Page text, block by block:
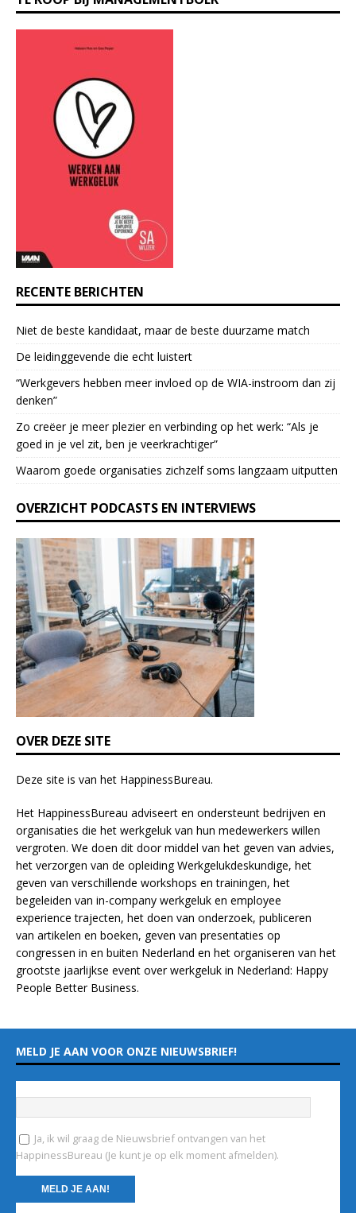
n
.
l
e
a
s
e
l
a
v
t
h
i
s
f
i
e
l
d
b
l
n
k
.
RECENTE BERICHTEN
Niet de beste kandidaat, maar de beste duurzame match
De leidinggevende die echt luistert
“Werkgevers hebben meer invloed op de WIA-instroom dan zij
denken”
Zo creëer je meer plezier en verbinding op het werk: “Als je
goed in je vel zit, ben je veerkrach­tiger”
Waarom goede organisaties zichzelf soms langzaam uitputten
OVERZICHT PODCASTS EN INTERVIEWS
OVER DEZE SITE
Deze site is van het HappinessBureau.
Het HappinessBureau adviseert en ondersteunt bedrijven en
organisaties die het werkgeluk van hun medewerkers willen
vergroten. We doen dit door middel van het geven van advies,
het verzorgen van de opleidingWerkgelukdeskundige, het
geven van verschillende workshops en trainingen, het
begeleiden van in-company werkgeluk en employee
experiencetrajecten, het doen van onderzoek, publiceren
van artikelen en boeken, geven van presentaties op
congressen in en buiten Nederland en het organiseren van het
grootste jaarlijkse event over werkgeluk in Nederland: Happy
People Better Business.
MELD JE AAN VOOR ONZE NIEUWSBRIEF!
Ja, ik wil graag de Nieuwsbrief ontvangen van het
HappinessBureau (Je kunt je op elk moment afmelden).